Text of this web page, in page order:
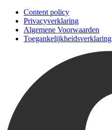
Content policy
Privacyverklaring
Algemene Voorwaarden
Toegankelijkheidsverklaring